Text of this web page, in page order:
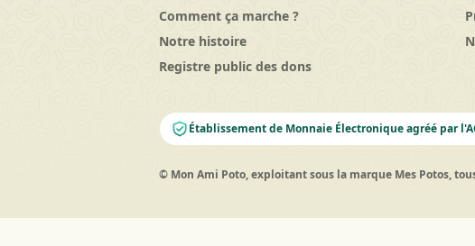
Comment ça marche ?
Notre histoire
Registre public des dons
Établissement de Monnaie Électronique agréé par
© Mon Ami Poto, exploitant sous la marque Mes Potos,